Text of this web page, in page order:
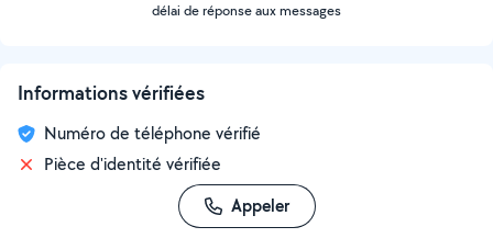
délai de réponse aux messages
Informations vérifiées
Numéro de téléphone vérifié
Pièce d'identité vérifiée
Appeler